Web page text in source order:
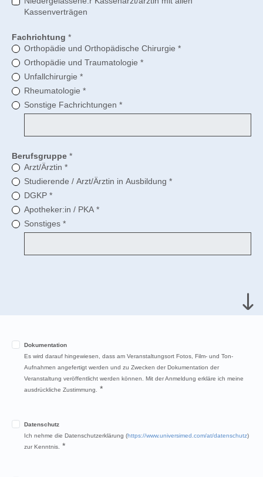
Kassenverträgen
Fachrichtung *
Orthopädie und Orthopädische Chirurgie *
Orthopädie und Traumatologie *
Unfallchirurgie *
Rheumatologie *
Sonstige Fachrichtungen *
Berufsgruppe *
Arzt/Ärztin *
Studierende / Arzt/Ärztin in Ausbildung *
DGKP *
Apotheker:in / PKA *
Sonstiges *
Dokumentation
Es wird darauf hingewiesen, dass am Veranstaltungsort Fotos, Film- und Ton-
Aufnahmen angefertigt werden und zu Zwecken der Dokumentation der
Veranstaltung veröffentlicht werden können. Mit der Anmeldung erkläre ich meine
ausdrückliche Zustimmung.
*
Datenschutz
Ich nehme die Datenschutzerklärung (https://www.universimed.com/at/datenschutz)
zur Kenntnis.
*